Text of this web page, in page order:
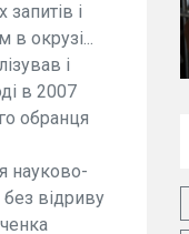
і
в окрузі...
і
в 2007
обранця
науково-
без відриву